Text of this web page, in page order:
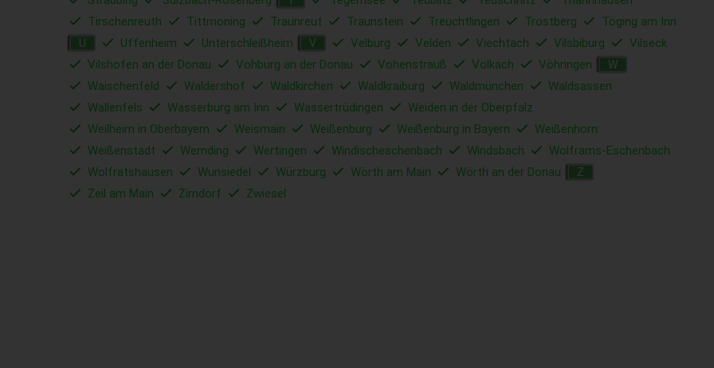
Tirschenreuth
Tittmoning Traunreut Traunstein Treuchtlingen Trostberg Töging am Inn
U Uffenheim Unterschleißheim V Velburg Velden Viechtach Vilsbiburg
Vilseck
Vilshofen an der Donau
Vohburg an der Donau Vohenstrauß Volkach Vöhringen W
Waischenfeld Waldershof Waldkirchen Waldkraiburg Waldmünchen
Waldsassen
Wallenfels
Wasserburg am Inn Wassertrüdingen
Weiden in der Oberpfalz
Weilheim in Oberbayern
Weismain Weißenburg Weißenburg in Bayern
Weißenhorn
Weißenstadt
Wemding Wertingen Windischeschenbach Windsbach
Wolframs-Eschenbach
Wolfratshausen
Wunsiedel Würzburg Wörth am Main Wörth an der Donau Z
Zeil am Main Zirndorf Zwiesel